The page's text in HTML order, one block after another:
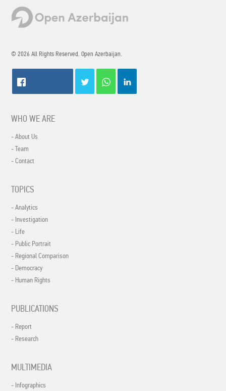
© 2026 All Rights Reserved. Open Azerbaijan.
WHO WE ARE
- About Us
- Team
- Contact
TOPICS
- Analytics
- Investigation
- Life
- Public Portrait
- Regional Comparison
- Democracy
- Human Rights
PUBLICATIONS
- Report
- Research
MULTIMEDIA
- Infographics